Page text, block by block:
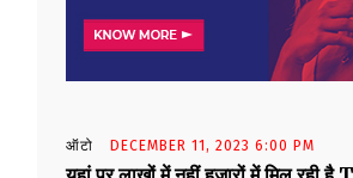
ऑटो DECEMBER 11, 2023 6:00 PM